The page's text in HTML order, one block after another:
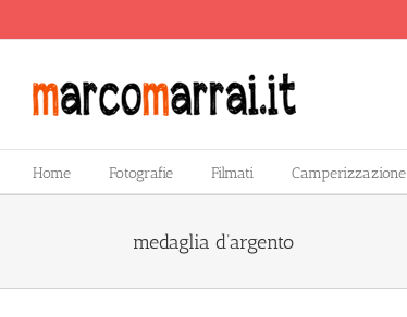
Home Fotografie Filmati Camperizzazione
medaglia d’argento